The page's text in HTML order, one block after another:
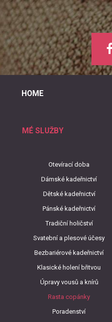
HOME
MÉ SLUŽBY
Otevírací doba
Dámské kadeřnictví
Dětské kadeřnictví
Pánské kadeřnictví
Tradiční holičství
Svatební a plesové účesy
Bezbariérové kadeřnictví
Klasické holení břitvou
Úpravy vousů a knírů
Rasta copánky
Poradenství